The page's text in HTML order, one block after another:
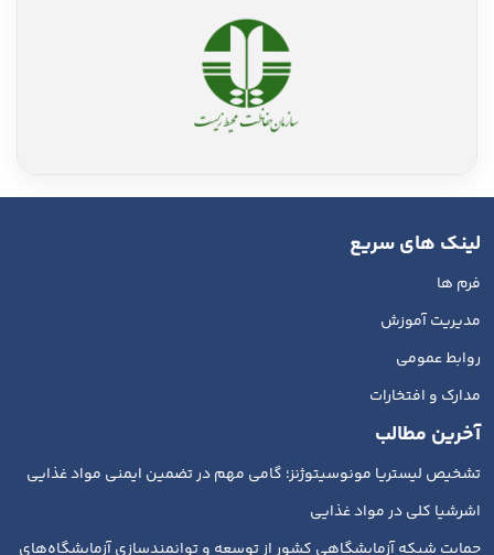
لینک های سریع
فرم ها
مدیریت آموزش
روابط عمومی
مدارک و افتخارات
آخرین مطالب
تشخیص لیستریا مونوسیتوژنز؛ گامی مهم در تضمین ایمنی مواد غذایی
اشرشیا کلی در مواد غذایی
حمایت شبکه آزمایشگاهی کشور از توسعه و توانمندسازی آزمایشگاه‌های